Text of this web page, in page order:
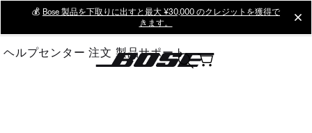
Main
💰 Bose 製品を下取りに出すと最大 ¥30,000 のクレジットを獲得で
きます。
ヘルプセンター 注文 製品サポート